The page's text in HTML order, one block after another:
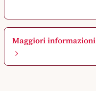
Maggiori informazioni